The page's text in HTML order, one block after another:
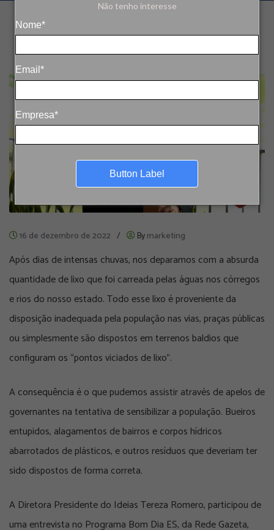
Não tenho interesse
Nome*
Email*
Empresa*
Button Label
16 de dezembro de 2022 / Bymarketing
Após dias de intensas chuvas, nos deparamos com a absurda
quantidade de lixo que foi carreada pelas águas nos córregos
e rios do nosso estado. Todo esse lixo é proveniente da
disposição inadequada pela população nas vias, praças públicas
ou simplesmente são dispostos em terrenos baldios que
configuram os “pontos viciados de lixo”.
A consequência é o que pudemos assistir através de apelos de
governantes na tentativa de sensibilizar a população. Bueiros
entupidos, alagamentos de bairros e corpos hídricos
abarrotados de plásticos, e outros resíduos que deveriam ter
sido dispostos de forma correta.
A Diretora Presidente do Ideias Tereza Romero, participou de
uma entrevista no Programa Bom Dia ES, da Rede Gazeta,